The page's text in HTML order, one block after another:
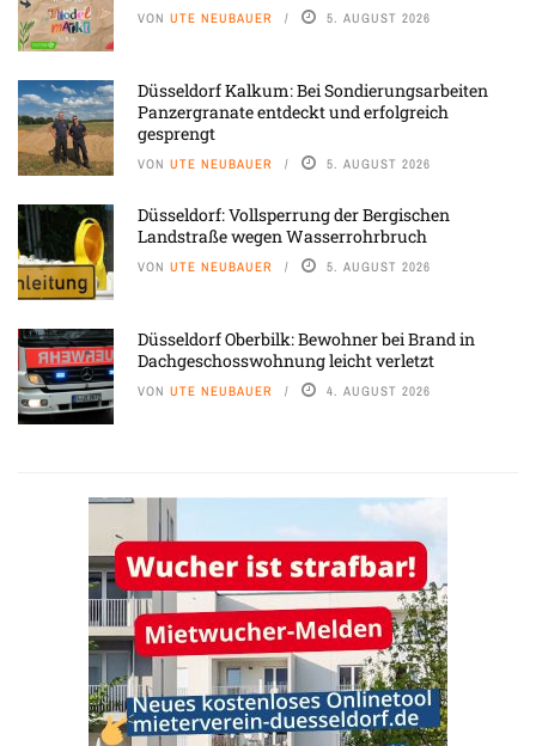
VON UTE NEUBAUER 5. AUGUST 2026
Düsseldorf Kalkum: Bei Sondierungsarbeiten
Panzergranate entdeckt und erfolgreich
gesprengt
VON UTE NEUBAUER 5. AUGUST 2026
Düsseldorf: Vollsperrung der Bergischen
Landstraße wegen Wasserrohrbruch
VON UTE NEUBAUER 5. AUGUST 2026
Düsseldorf Oberbilk: Bewohner bei Brand in
Dachgeschosswohnung leicht verletzt
VON UTE NEUBAUER 4. AUGUST 2026